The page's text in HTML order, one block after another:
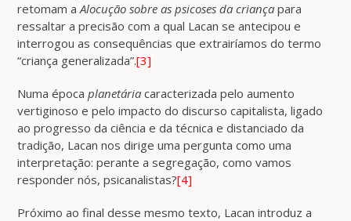
retomam aAlocução sobre as psicoses da criançapara
ressaltar a precisão com a qual Lacan se antecipou e
interrogou as consequências que extrairíamos do termo
“criança generalizada”.[3]
Numa épocaplanetária caracterizada pelo aumento
vertiginoso e pelo impacto do discurso capitalista, ligado
ao progresso da ciência e da técnica e distanciado da
tradição, Lacan nos dirige uma pergunta como uma
interpretação: perante a segregação, como vamos
responder nós, psicanalistas?[4]
Próximo ao final desse mesmo texto, Lacan introduz a